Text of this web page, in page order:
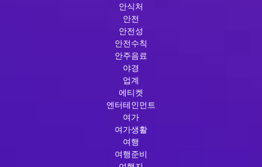
안식처
안전
안전성
안전수칙
안주음료
야경
업계
에티켓
엔터테인먼트
여가
여가생활
여행
여행준비